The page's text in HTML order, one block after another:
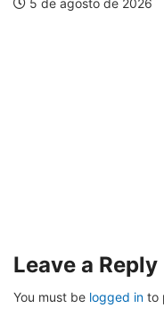
Leave a Reply
You must be logged in to